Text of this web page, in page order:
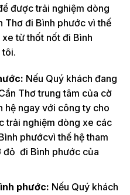
được trải nghiệm dòng
Thơ đi Bình phước vì thế
từ thốt nốt đi Bình
Nếu Quý khách đang
Thơ trung tâm của cờ
hệ ngay với công ty cho
trải nghiệm dòng xe các
phướcvì thế hệ tham
đỏ đi Bình phước của
phước: Nếu Quý khách